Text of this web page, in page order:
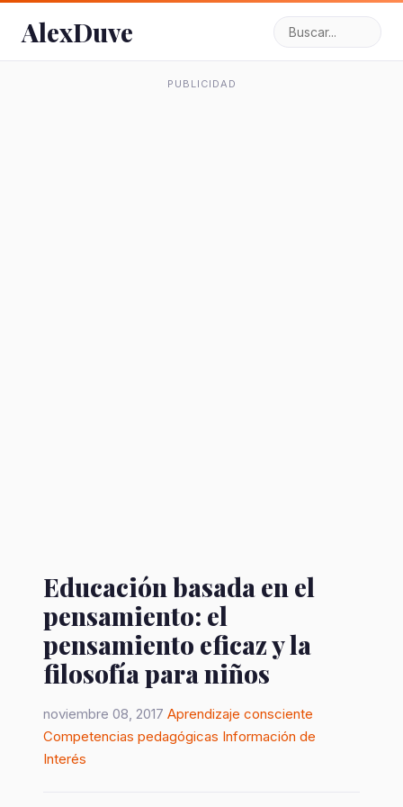
AlexDuve
PUBLICIDAD
Educación basada en el
pensamiento: el
pensamiento eficaz y la
filosofía para niños
noviembre 08, 2017 Aprendizaje consciente
Competencias pedagógicas Información de
Interés